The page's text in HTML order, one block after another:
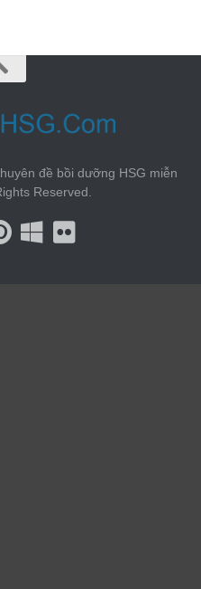
đề bồi dưỡng HSG miễn
Reserved.